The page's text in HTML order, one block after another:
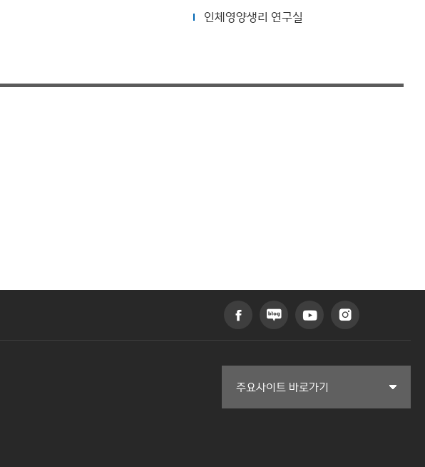
인체영양생리 연구실
주요사이트 바로가기